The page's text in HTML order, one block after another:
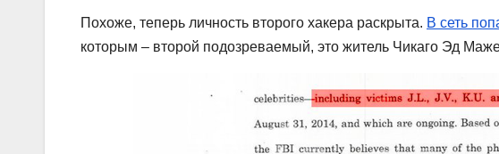
Похоже, теперь личность второго хакера раскрыта. В сеть
которым – второй подозреваемый, это житель Чикаго Эд